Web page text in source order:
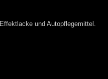
Effektlacke und Autopflegemittel .